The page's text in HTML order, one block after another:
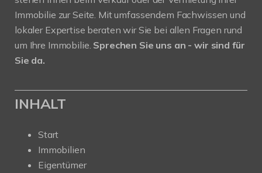
Immobilie zur Seite. Mit umfassendem Fachwissen und
lokaler Expertise beraten wir Sie bei allen Fragen rund
um Ihre Immobilie. Sprechen Sie uns an - wir sind für
Sie da.
INHALT
Start
Immobilien
Eigentümer